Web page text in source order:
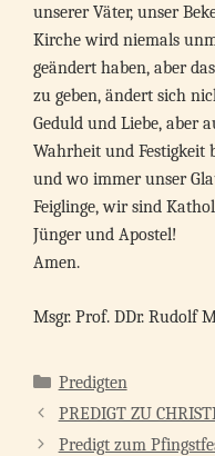
unserer Väter, unser
Kirche wird niemals
geändert haben, aber
zu geben, ändert sich
Geduld und Liebe, aber
Wahrheit und Festigkeit
und wo immer unser
Feiglinge, wir sind
Jünger und Apostel!
Msgr. Prof. DDr. Rudolf
Kategorien
Predigten
PREDIGT ZU
Predigt zum